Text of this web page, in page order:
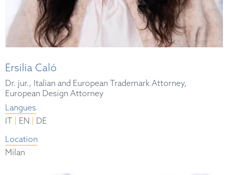
Ersilia Caló
Dr. jur., Italian and European Trademark Attorney,
European Design Attorney
Langues
IT
EN
DE
Location
Milan